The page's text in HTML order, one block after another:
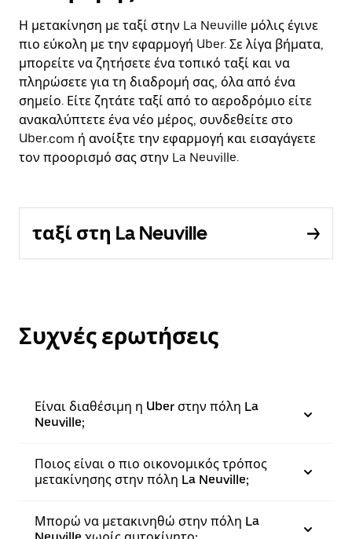
Η μετακίνηση με ταξί στην La Neuville μόλις έγινε
πιο εύκολη με την εφαρμογή Uber. Σε λίγα βήματα,
μπορείτε να ζητήσετε ένα τοπικό ταξί και να
πληρώσετε για τη διαδρομή σας, όλα από ένα
σημείο. Είτε ζητάτε ταξί από το αεροδρόμιο είτε
ανακαλύπτετε ένα νέο μέρος, συνδεθείτε στο
Uber.com ή ανοίξτε την εφαρμογή και εισαγάγετε
τον προορισμό σας στην La Neuville.
ταξί στη La Neuville
Συχνές ερωτήσεις
Είναι διαθέσιμη η Uber στην πόλη La
Neuville;
Ποιος είναι ο πιο οικονομικός τρόπος
μετακίνησης στην πόλη La Neuville;
Μπορώ να μετακινηθώ στην πόλη La